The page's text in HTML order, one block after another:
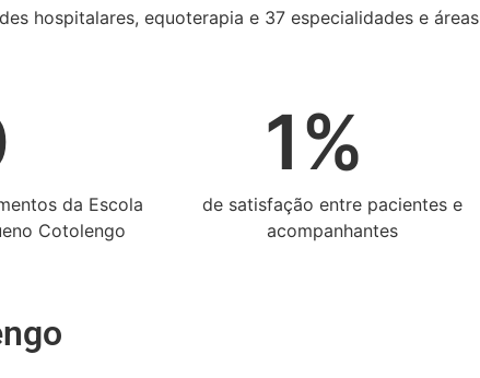
hospitalares, equoterapia e 37 especialidades e áreas
1%
da Escola
Cotolengo
de satisfação entre pacientes e
acompanhantes